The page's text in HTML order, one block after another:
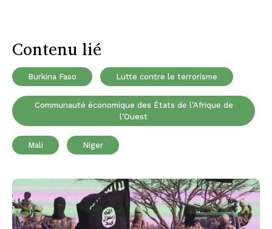
Contenu lié
Burkina Faso Lutte contre le terrorisme
Communauté économique des États de l'Afrique de
l'Ouest
Mali Niger